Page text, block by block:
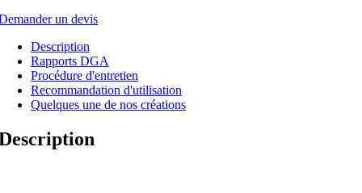
un devis
Description
Rapports DGA
Procédure d'entretien
Recommandation d'utilisation
Quelques une de nos créations